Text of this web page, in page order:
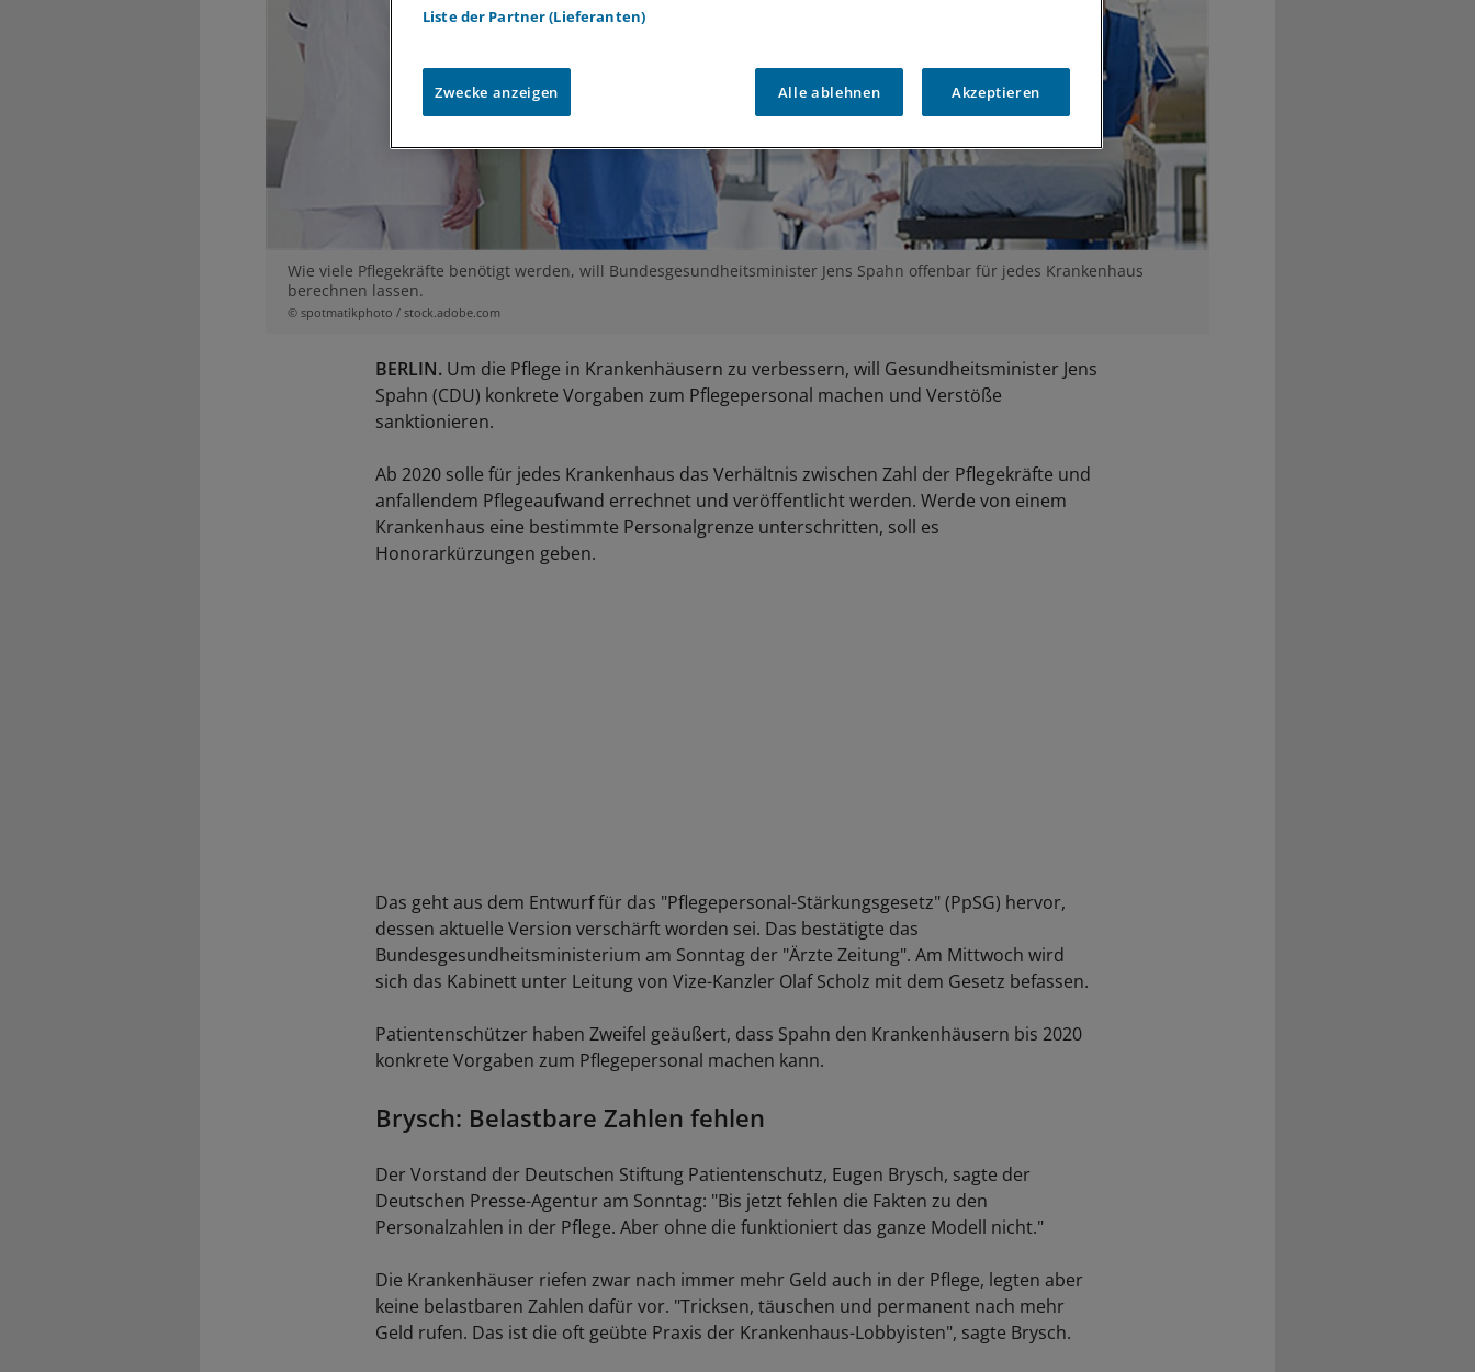
Wie viele Pflegekräfte benötigt werden, will Bundesgesundheitsminister Jens Spahn offenbar für jedes Krankenhaus
berechnen lassen.
© spotmatikphoto / stock.adobe.com
BERLIN. Um die Pflege in Krankenhäusern zu verbessern, will Gesundheitsminister Jens
Spahn (CDU) konkrete Vorgaben zum Pflegepersonal machen und Verstöße
sanktionieren.
Ab 2020 solle für jedes Krankenhaus das Verhältnis zwischen Zahl der Pflegekräfte und
anfallendem Pflegeaufwand errechnet und veröffentlicht werden. Werde von einem
Krankenhaus eine bestimmte Personalgrenze unterschritten, soll es
Honorarkürzungen geben.
Das geht aus dem Entwurf für das "Pflegepersonal-Stärkungsgesetz" (PpSG) hervor,
dessen aktuelle Version verschärft worden sei. Das bestätigte das
Bundesgesundheitsministerium am Sonntag der "Ärzte Zeitung". Am Mittwoch wird
sich das Kabinett unter Leitung von Vize-Kanzler Olaf Scholz mit dem Gesetz befassen.
Patientenschützer haben Zweifel geäußert, dass Spahn den Krankenhäusern bis 2020
konkrete Vorgaben zum Pflegepersonal machen kann.
Brysch: Belastbare Zahlen fehlen
Der Vorstand der Deutschen Stiftung Patientenschutz, Eugen Brysch, sagte der
Deutschen Presse-Agentur am Sonntag: "Bis jetzt fehlen die Fakten zu den
Personalzahlen in der Pflege. Aber ohne die funktioniert das ganze Modell nicht."
Die Krankenhäuser riefen zwar nach immer mehr Geld auch in der Pflege, legten aber
keine belastbaren Zahlen dafür vor. "Tricksen, täuschen und permanent nach mehr
Geld rufen. Das ist die oft geübte Praxis der Krankenhaus-Lobbyisten", sagte Brysch.
Liste der Partner (Lieferanten)
Zwecke anzeigen Alle ablehnen Akzeptieren